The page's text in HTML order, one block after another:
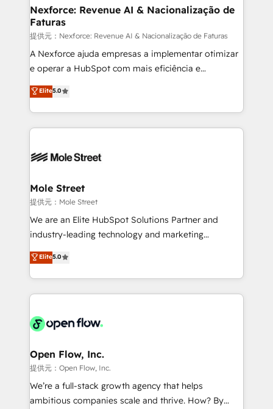
Healthcare: HIPAA implementations; secure data
workflows 💼 Financial Services: compliant
workflows; audit-ready reporting ⚖️ Legal: client
intake; pipeline and document workflows 🛒 E-
Commerce: Shopify, WooCommerce; lifecycle and
portfolio and lifecycle management 🏭
Manufacturing: ERP integrations; operational
implementations where required 💡 Why 500+
built to scale.
Nexforce: Revenue AI & Nacionalização de
Faturas
提供元：Nexforce: Revenue AI & Nacionalização de Faturas
A Nexforce ajuda empresas a implementar otimizar
e operar a HubSpot com mais eficiência e
previsibilidade de receita. Combinamos Revenue
Operations (RevOps) e Inteligência Artificial para
estruturar processos integrar sistemas organizar
dados e automatizar operações. O objetivo é
operacional de receita conectando equipes
Também somos distribuidores oficiais da HubSpot
e de mais de 150 softwares globais permitindo
contratar e pagar a HubSpot em reais com nota
fiscal no Brasil e gerar economia de até 50% na
Oferecemos ainda agentes de IA especializados em
HubSpot que automatizam tarefas executam rotinas
empresas em 13 países utilizam a Nexforce. Somos
a maior parceira da HubSpot na América Latina e
HubSpot.
Elite5.0
Mole Street
提供元：Mole Street
We are an Elite HubSpot Solutions Partner and
industry-leading technology and marketing
consultancy. Our focus is on enterprise and mid-
market B2B companies globally that want a strategic
approach to execute their goals through creative
applications of our solutions; Technical HubSpot
Design, Migrations + Integrations. Mole Street’s
greatness, which is achieved through creating
absolute clarity, derived from a well-defined
strategy, executed well, and reported on with clear
results. The culture is driven by core values; Joy, Grit,
Elite5.0
Open Flow, Inc.
提供元：Open Flow, Inc.
We’re a full-stack growth agency that helps
ambitious companies scale and thrive. How? By